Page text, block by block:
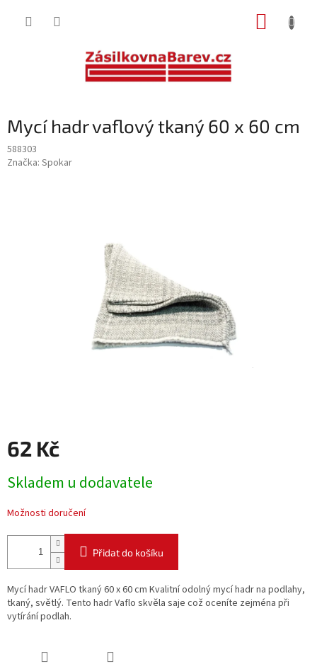
Mycí hadr vaflový tkaný 60 x 60 cm
588303
Značka: Spokar
62 Kč
cena:
Skladem u dodavatele
Možnosti doručení
Přidat do košíku
Mycí hadr VAFLO tkaný 60 x 60 cm Kvalitní odolný mycí hadr na podlahy,
tkaný, světlý. Tento hadr Vaflo skvěla saje což oceníte zejména při
vytírání podlah.